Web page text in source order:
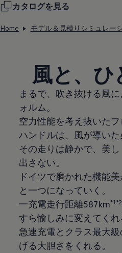
カタログを見る
Home モデル＆見積りシミュレー
風と、ひ
まるで、吹き抜ける風
ォルム。
空力性能を考え抜いた
ハンドルは、風が導いた
その走りは静かで、美
出さない。
ドイツで磨かれた機能
と一つになっていく。
一充電走行距離587km*1*2
すら愉しみに変えてくれ
急速充電とクラス最大
げる大胆さをくれる。